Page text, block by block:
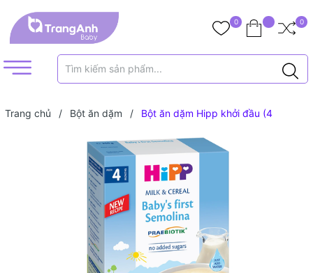
0 0
Trang chủ / Bột ăn dặm /
Bột ăn dặm Hipp khởi đầu (4